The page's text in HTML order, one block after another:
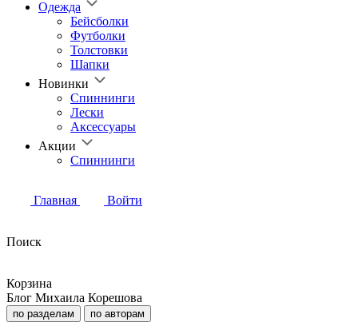
Одежда
Бейсболки
Футболки
Толстовки
Шапки
Новинки
Спиннинги
Лески
Аксессуары
Акции
Спиннинги
Главная Войти
Поиск
Корзина
Блог Михаила Корешова
по разделам по авторам